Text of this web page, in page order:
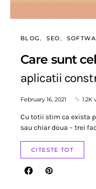
BLOG SEO
Care sunt
aplicatii
February 16, 2021 1.2K
Cu totii stim ca exista
sau chiar doua – trei
CITESTE TOT